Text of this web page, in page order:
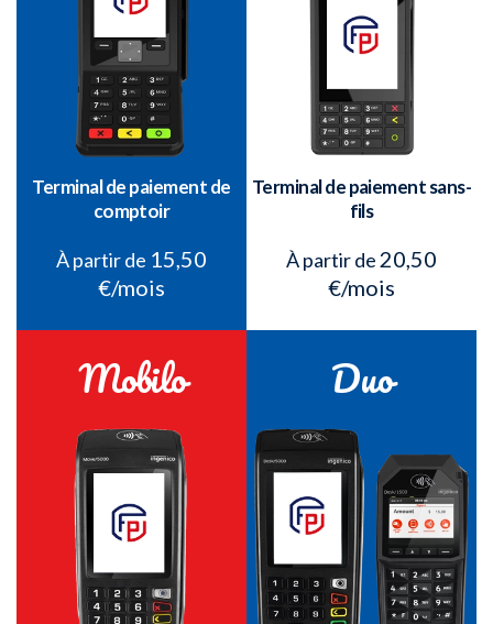
Terminal de paiement de
comptoir
À partir de 15,50
€/mois
Terminal de paiement sans-
fils
À partir de 20,50
€/mois
Mobilo Duo